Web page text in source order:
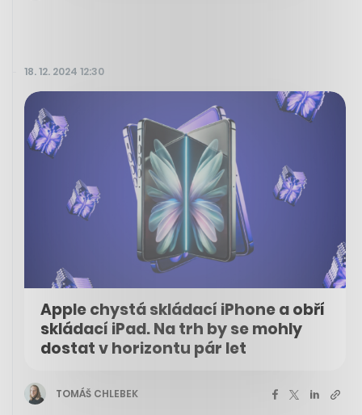
18. 12. 2024 12:30
Apple chystá skládací iPhone a obří
skládací iPad. Na trh by se mohly
dostat v horizontu pár let
TOMÁŠ CHLEBEK